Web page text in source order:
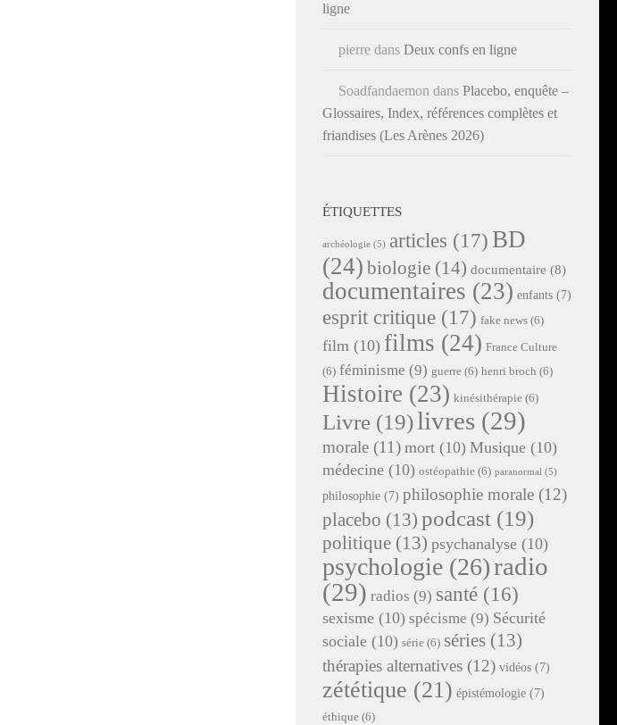
ligne
pierre dans Deux confs en ligne
Soadfandaemon dans Placebo, enquête –
Glossaires, Index, références complètes et
friandises (Les Arènes 2026)
ÉTIQUETTES
archéologie (5) articles (17) BD
(24) biologie (14) documentaire (8)
documentaires (23) enfants (7)
esprit critique (17) fake news (6)
film (10) films (24) France Culture
(6) féminisme (9) guerre (6) henri broch (6)
Histoire (23) kinésithérapie (6)
Livre (19)livres (29)
morale (11) mort (10) Musique (10)
médecine (10) ostéopathie (6) paranormal (5)
philosophie (7) philosophie morale (12)
placebo (13) podcast (19)
politique (13) psychanalyse (10)
psychologie (26)radio
(29) radios (9) santé (16)
sexisme (10) spécisme (9) Sécurité
sociale (10) série (6) séries (13)
thérapies alternatives (12) vidéos (7)
zététique (21) épistémologie (7)
éthique (6)